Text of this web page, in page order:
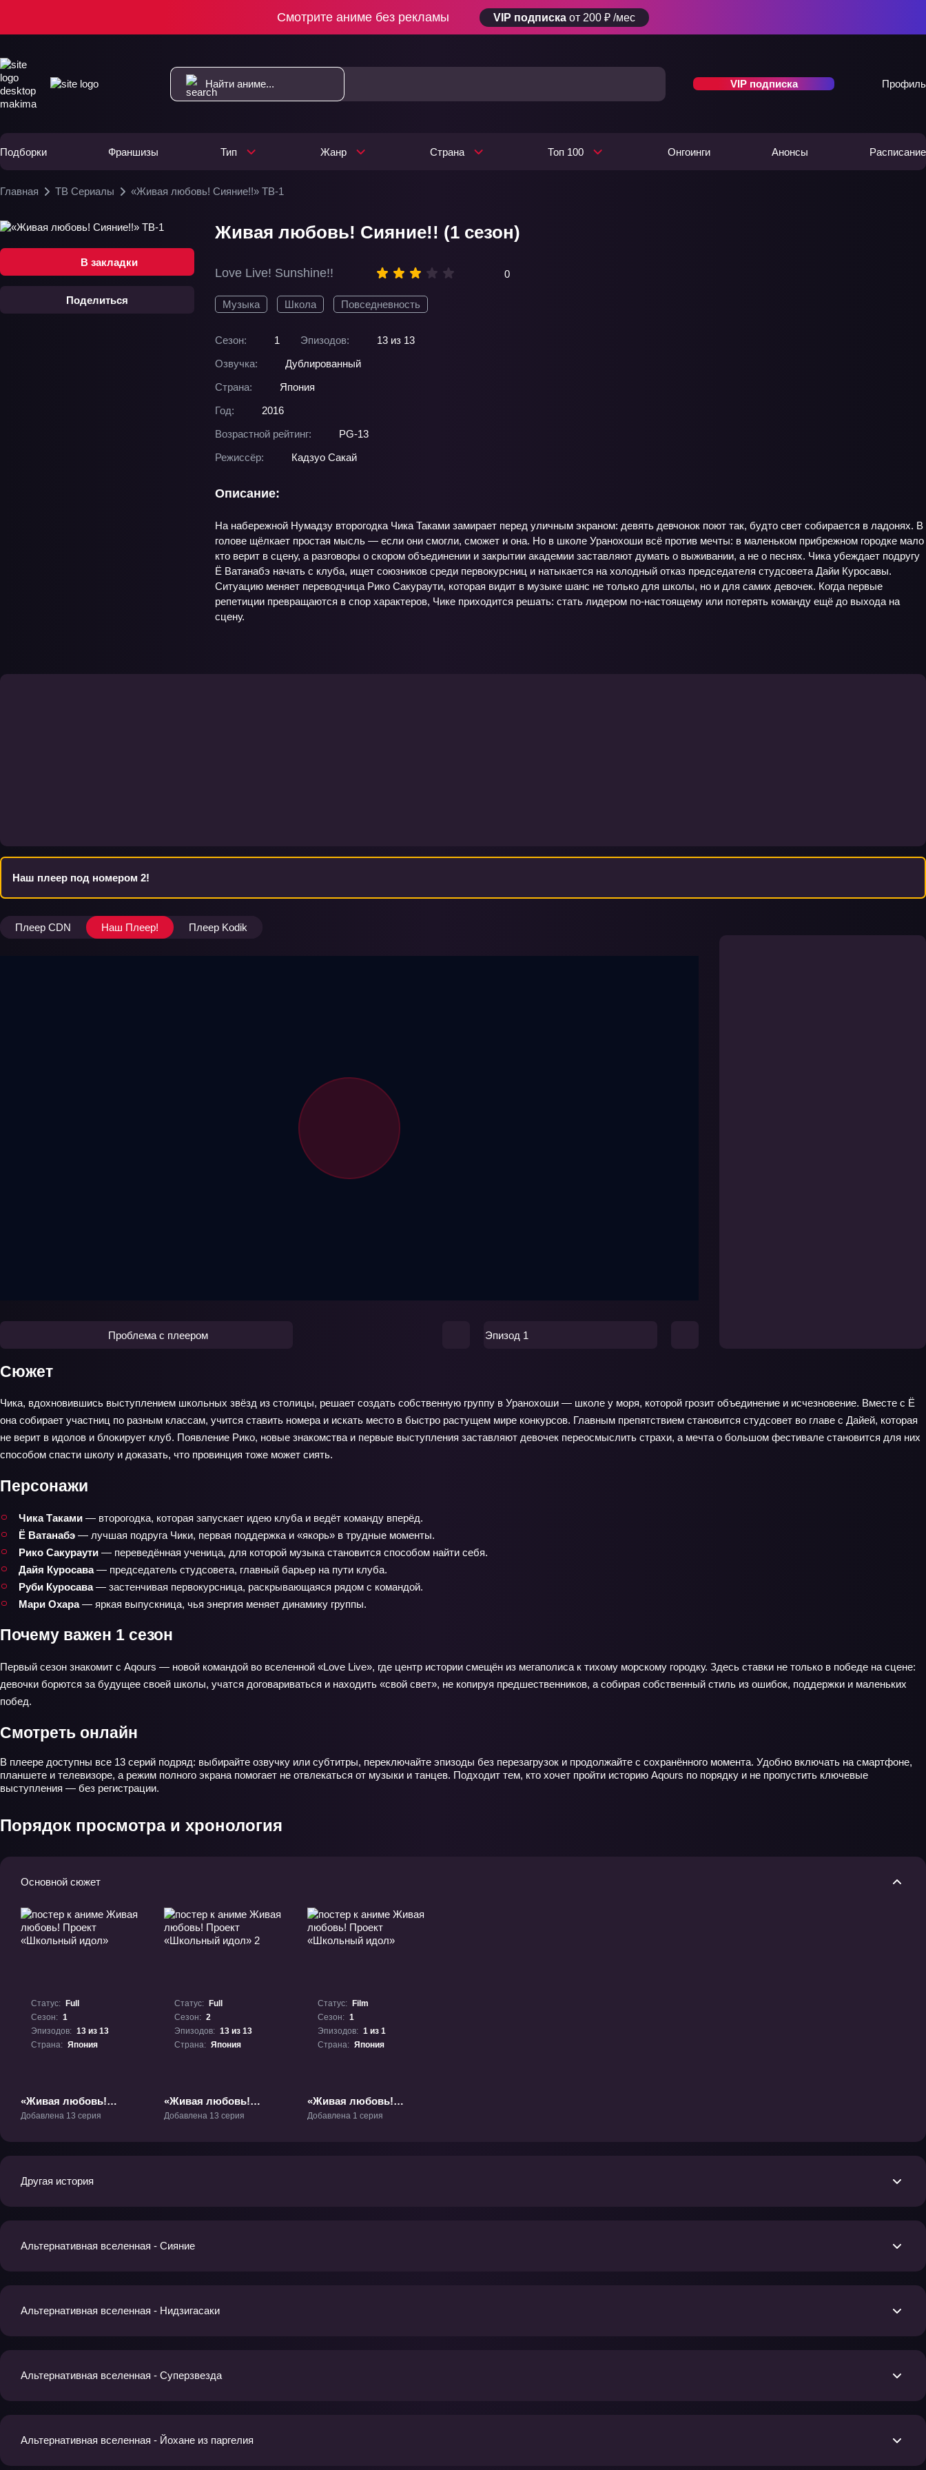
Смотрите аниме без рекламы VIP подписка от 200 ₽ /мес
VIP подписка Профиль
Подборки Франшизы Тип Жанр Страна Топ 100 Онгоинги Анонсы Расписание
Главная ТВ Сериалы «Живая любовь! Сияние!!» ТВ-1
В закладки
Поделиться
Живая любовь! Сияние!! (1 сезон)
Love Live! Sunshine!! 0
Музыка Школа Повседневность
Сезон: 1 Эпизодов:
13 из 13
Озвучка:
Дублированный
Страна:
Япония
Год:
2016
Возрастной рейтинг:
PG-13
Режиссёр:
Кадзуо Сакай
Описание:
На набережной Нумадзу второгодка Чика Таками замирает перед уличным экраном: девять девчонок поют так, будто свет собирается в ладонях. В
голове щёлкает простая мысль — если они смогли, сможет и она. Но в школе Уранохоши всё против мечты: в маленьком прибрежном городке мало
кто верит в сцену, а разговоры о скором объединении и закрытии академии заставляют думать о выживании, а не о песнях. Чика убеждает подругу
Ё Ватанабэ начать с клуба, ищет союзников среди первокурсниц и натыкается на холодный отказ председателя студсовета Дайи Куросавы.
Ситуацию меняет переводчица Рико Сакураути, которая видит в музыке шанс не только для школы, но и для самих девочек. Когда первые
репетиции превращаются в спор характеров, Чике приходится решать: стать лидером по-настоящему или потерять команду ещё до выхода на
сцену.
Наш плеер под номером 2!
Плеер CDN Наш Плеер! Плеер Kodik
Проблема с плеером Эпизод 1
Сюжет
Чика, вдохновившись выступлением школьных звёзд из столицы, решает создать собственную группу в Уранохоши — школе у моря, которой грозит объединение и исчезновение. Вместе с Ё
она собирает участниц по разным классам, учится ставить номера и искать место в быстро растущем мире конкурсов. Главным препятствием становится студсовет во главе с Дайей, которая
не верит в идолов и блокирует клуб. Появление Рико, новые знакомства и первые выступления заставляют девочек переосмыслить страхи, а мечта о большом фестивале становится для них
способом спасти школу и доказать, что провинция тоже может сиять.
Персонажи
Чика Таками — второгодка, которая запускает идею клуба и ведёт команду вперёд.
Ё Ватанабэ — лучшая подруга Чики, первая поддержка и «якорь» в трудные моменты.
Рико Сакураути — переведённая ученица, для которой музыка становится способом найти себя.
Дайя Куросава— председатель студсовета, главный барьер на пути клуба.
Руби Куросава— застенчивая первокурсница, раскрывающаяся рядом с командой.
Мари Охара— яркая выпускница, чья энергия меняет динамику группы.
Почему важен 1 сезон
Первый сезон знакомит с Aqours — новой командой во вселенной «Love Live», где центр истории смещён из мегаполиса к тихому морскому городку. Здесь ставки не только в победе на сцене:
девочки борются за будущее своей школы, учатся договариваться и находить «свой свет», не копируя предшественников, а собирая собственный стиль из ошибок, поддержки и маленьких
побед.
Смотреть онлайн
В плеере доступны все 13 серий подряд: выбирайте озвучку или субтитры, переключайте эпизоды без перезагрузок и продолжайте с сохранённого момента. Удобно включать на смартфоне,
планшете и телевизоре, а режим полного экрана помогает не отвлекаться от музыки и танцев. Подходит тем, кто хочет пройти историю Aqours по порядку и не пропустить ключевые
выступления — без регистрации.
Порядок просмотра и хронология
Основной сюжет
Статус:
Full
Сезон: 1
Эпизодов: 13 из 13
Страна: Япония
«Живая любовь!
Проект «Школьный
Добавлена 13 серия
Статус:
Full
Сезон: 2
Эпизодов: 13 из 13
Страна: Япония
«Живая любовь!
Проект «Школьный
Добавлена 13 серия
Статус:
Film
Сезон: 1
Эпизодов: 1 из 1
Страна: Япония
«Живая любовь!
Проект «Школьный
Добавлена 1 серия
Другая история
Альтернативная вселенная - Сияние
Альтернативная вселенная - Нидзигасаки
Альтернативная вселенная - Суперзвезда
Альтернативная вселенная - Йохане из паргелия